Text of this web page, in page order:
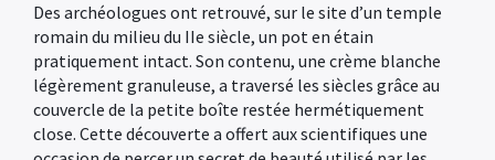
Des archéologues ont retrouvé, sur le site d’un temple
romain du milieu du IIe siècle, un pot en étain
pratiquement intact. Son contenu, une crème blanche
légèrement granuleuse, a traversé les siècles grâce au
couvercle de la petite boîte restée hermétiquement
close. Cette découverte a offert aux scientifiques une